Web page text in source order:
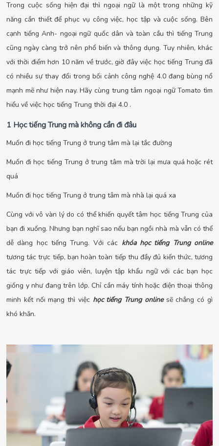
Trong cuộc sống hiện đại thì ngoại ngữ là một trong những kỹ
năng cần thiết để phục vụ công việc, học tập và cuộc sống. Bên
cạnh tiếng Anh- ngoại ngữ quốc dân và toàn cầu thì tiếng Trung
cũng ngày càng trở nên phổ biến và thông dụng. Tuy nhiên, khác
với thời điểm hơn 10 năm về trước, giờ đây việc học tiếng Trung đã
có nhiều sự thay đổi trong bối cảnh công nghệ 4.0 đang bùng nổ
mạnh mẽ như hiện nay. Hãy cùng trung tâm ngoại ngữ Tomato tìm
hiểu về việc học tiếng Trung thời đại 4.0 .
1 Học tiếng Trung mà không cần đi đâu
Muốn đi học tiếng Trung ở trung tâm mà lại tắc đường
Muốn đi học tiếng Trung ở trung tâm mà trời lại mưa quá hoặc rét
quá
Muốn đi học tiếng Trung ở trung tâm mà nhà lại quá xa
Cùng với vô vàn lý do có thể khiến quyết tâm học tiếng Trung của
bạn đi xuống. Nhưng bạn nghĩ sao nếu bạn ngồi nhà mà vẫn có thể
dễ dàng học tiếng Trung. Với các khóa học tiếng Trung online
tương tác trực tiếp, bạn hoàn toàn tiếp thu đầy đủ kiến thức, tương
tác trực tiếp với giáo viên, luyện tập khẩu ngữ với các bạn học
giống y như đang trên lớp. Chỉ cần máy tính hoặc điện thoại thông
minh kết nối mạng thì việc học tiếng Trung onlinesẽ chẳng có gì
khó khăn.